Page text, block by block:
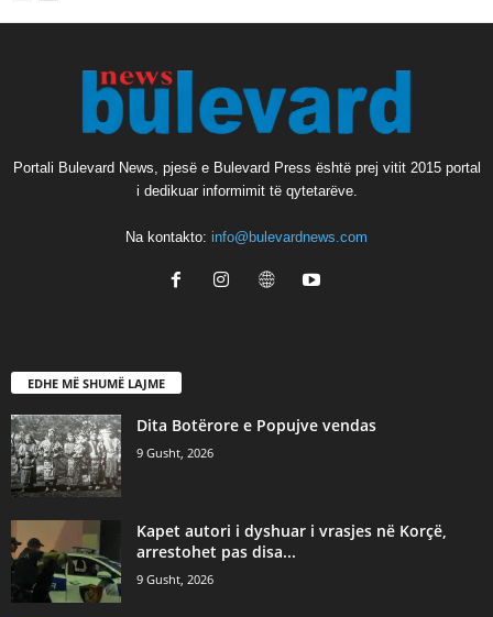
Portali Bulevard News, pjesë e Bulevard Press është prej vitit 2015 portal
i dedikuar informimit të qytetarëve.
Na kontakto: info@bulevardnews.com
EDHE MË SHUMË LAJME
​Dita Botërore e Popujve vendas
9 Gusht, 2026
Kapet autori i dyshuar i vrasjes në Korçë,
arrestohet pas disa...
9 Gusht, 2026